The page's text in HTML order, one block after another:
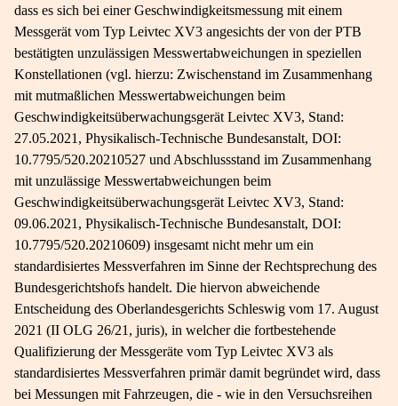
dass es sich bei einer Geschwindigkeitsmessung mit einem
Messgerät vom Typ Leivtec XV3 angesichts der von der PTB
bestätigten unzulässigen Messwertabweichungen in speziellen
Konstellationen (vgl. hierzu: Zwischenstand im Zusammenhang
mit mutmaßlichen Messwertabweichungen beim
Geschwindigkeitsüberwachungsgerät Leivtec XV3, Stand:
27.05.2021, Physikalisch-Technische Bundesanstalt, DOI:
10.7795/520.20210527 und Abschlussstand im Zusammenhang
mit unzulässige Messwertabweichungen beim
Geschwindigkeitsüberwachungsgerät Leivtec XV3, Stand:
09.06.2021, Physikalisch-Technische Bundesanstalt, DOI:
10.7795/520.20210609) insgesamt nicht mehr um ein
standardisiertes Messverfahren im Sinne der Rechtsprechung des
Bundesgerichtshofs handelt. Die hiervon abweichende
Entscheidung des Oberlandesgerichts Schleswig vom 17. August
2021 (II OLG 26/21, juris), in welcher die fortbestehende
Qualifizierung der Messgeräte vom Typ Leivtec XV3 als
standardisiertes Messverfahren primär damit begründet wird, dass
bei Messungen mit Fahrzeugen, die - wie in den Versuchsreihen